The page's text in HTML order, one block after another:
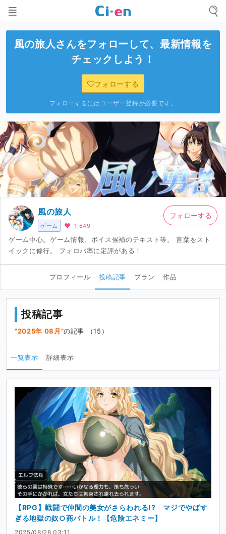
風の旅人さんをフォローして、最新情報を
チェックしよう！
フォローする
フォローするにはユーザー登録が必要です。
ゲーム
風の旅人
1,649
ゲーム中心。ゲーム情報、ボイス候補のテキスト等。 言葉をスト
イックに修行。 フォロバ率に定評がある！
フォローする
プロフィール 投稿記事 プラン 作品
投稿記事
2025年 08月 の記事 （15）
一覧表示 詳細表示
2025/08/28 03:11
【RPG】戦闘で仲間の美女がさらわれる!? マジでやばす
ぎる地獄の奴○商バトル！【危険エネミー】